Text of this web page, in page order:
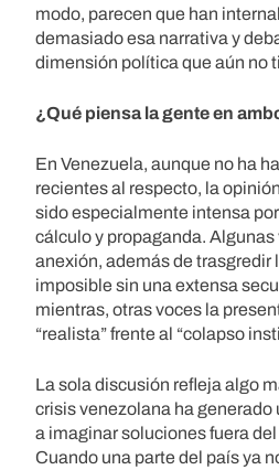
modo, parecen que han
demasiado esa narrativa y
dimensión política que aún no
¿Qué piensa la gente en
En Venezuela, aunque no ha
recientes al respecto, la
sido especialmente intensa
cálculo y propaganda.
anexión, además de trasgredir
imposible sin una extensa
mientras, otras voces la
“realista” frente al “colapso
La sola discusión refleja algo
crisis venezolana ha
a imaginar soluciones fuera
Cuando una parte del país ya